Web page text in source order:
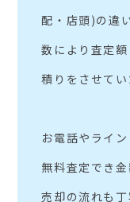
配・店頭)の違
数により査定
積りをさせてい
お電話やライ
無料査定でき
売却の流れも丁